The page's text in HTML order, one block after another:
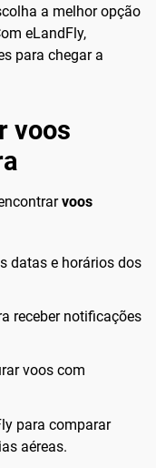
a melhor opção
eLandFly,
para chegar a
voos
voos
datas e horários dos
receber notificações
voos com
para comparar
aéreas.